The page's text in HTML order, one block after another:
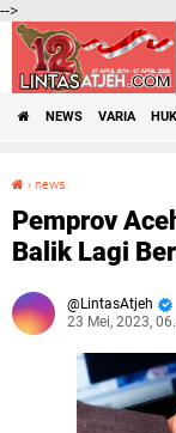
-->
NEWS VARIA
› news
Pemprov
Balik Lagi
LintasAtjeh
23 Mei, 2023,